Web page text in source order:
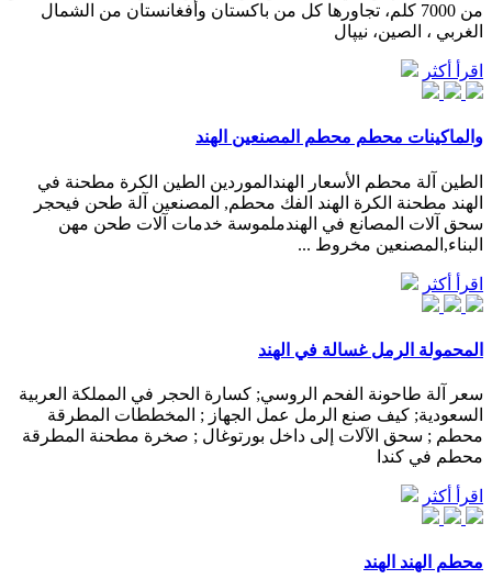
من 7000 كلم، تجاورها كل من باكستان وأفغانستان من الشمال
الغربي ، الصين، نيپال
اقرأ أكثر
والماكينات محطم محطم المصنعين الهند
الطين آلة محطم الأسعار الهندالموردين الطين الكرة مطحنة في
الهند مطحنة الكرة الهند الفك محطم, المصنعين آلة طحن فيحجر
سحق آلات المصانع في الهندملموسة خدمات آلات طحن مهن
البناء,المصنعين مخروط ...
اقرأ أكثر
المحمولة الرمل غسالة في الهند
سعر آلة طاحونة الفحم الروسي; كسارة الحجر في المملكة العربية
السعودية; كيف صنع الرمل عمل الجهاز ; المخططات المطرقة
محطم ; سحق الآلات إلى داخل بورتوغال ; صخرة مطحنة المطرقة
محطم في كندا
اقرأ أكثر
محطم الهند الهند